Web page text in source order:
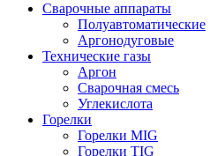
Сварочные аппараты
Полуавтоматические
Аргонодуговые
Технические газы
Аргон
Сварочная смесь
Углекислота
Горелки
Горелки MIG
Горелки TIG